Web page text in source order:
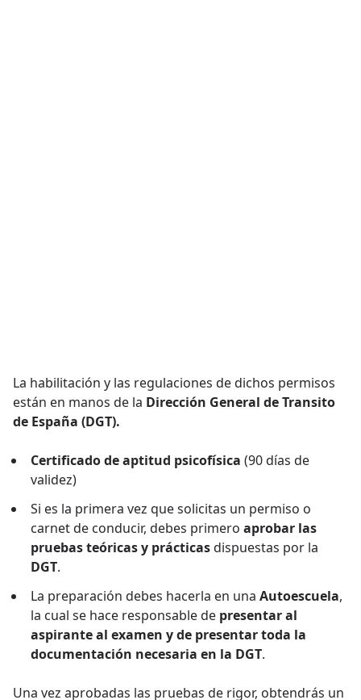
La habilitación y las regulaciones de dichos permisos
están en manos de la Dirección General de Transito
de España (DGT).
Certificado de aptitud psicofísica (90 días de
validez)
Si es la primera vez que solicitas un permiso o
carnet de conducir, debes primero aprobar las
pruebas teóricas y prácticasdispuestas por la
DGT.
La preparación debes hacerla en una Autoescuela,
la cual se hace responsable de presentar al
aspirante al examen y de presentar toda la
documentación necesaria en la DGT.
Una vez aprobadas las pruebas de rigor, obtendrás un